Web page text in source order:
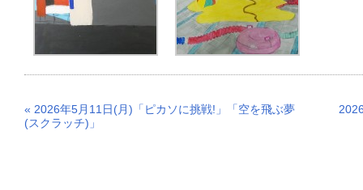
« 2026年5月11日(月)「ピカソに挑戦!」「空を飛ぶ夢
(スクラッチ)」